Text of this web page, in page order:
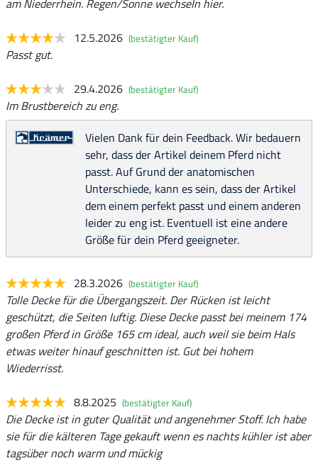
am Niederrhein. Regen/Sonne wechseln hier.
12.5.2026 (bestätigter Kauf)
Passt gut.
29.4.2026 (bestätigter Kauf)
Im Brustbereich zu eng.
Vielen Dank für dein Feedback. Wir bedauern
sehr, dass der Artikel deinem Pferd nicht
passt. Auf Grund der anatomischen
Unterschiede, kann es sein, dass der Artikel
dem einem perfekt passt und einem anderen
leider zu eng ist. Eventuell ist eine andere
Größe für dein Pferd geeigneter.
28.3.2026 (bestätigter Kauf)
Tolle Decke für die Übergangszeit. Der Rücken ist leicht
geschützt, die Seiten luftig. Diese Decke passt bei meinem 174
großen Pferd in Größe 165 cm ideal, auch weil sie beim Hals
etwas weiter hinauf geschnitten ist. Gut bei hohem
Wiederrisst.
8.8.2025 (bestätigter Kauf)
Die Decke ist in guter Qualität und angenehmer Stoff. Ich habe
sie für die kälteren Tage gekauft wenn es nachts kühler ist aber
tagsüber noch warm und mückig